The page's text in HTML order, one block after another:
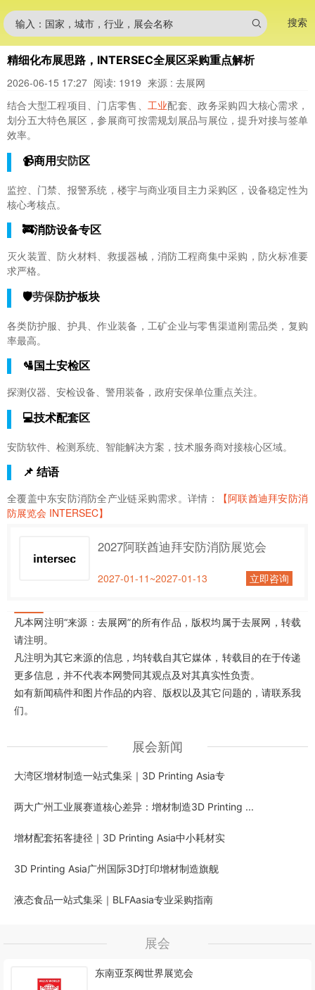
输入：国家，城市，行业，展会名称 搜索
精细化布展思路，INTERSEC全展区采购重点解析
2026-06-15 17:27 阅读: 1919 来源 : 去展网
结合大型工程项目、门店零售、 工业配套、政务采购四大核心需求，
划分五大特色展区，参展商可按需规划展品与展位，提升对接与签单
效率。
📹商用安防区
监控、门禁、报警系统，楼宇与商业项目主力采购区，设备稳定性为
核心考核点。
🚒消防设备专区
灭火装置、防火材料、救援器械，消防工程商集中采购，防火标准要
求严格。
🛡劳保防护板块
各类防护服、护具、作业装备，工矿企业与零售渠道刚需品类，复购
率最高。
🛂国土安检区
探测仪器、安检设备、警用装备，政府安保单位重点关注。
💻技术配套区
安防软件、检测系统、智能解决方案，技术服务商对接核心区域。
📌 结语
全覆盖中东安防消防全产业链采购需求。详情：
【阿联酋迪拜安防消
防展览会 INTERSEC】
2027阿联酋迪拜安防消防展览会
2027-01-11~2027-01-13 立即咨询
凡本网注明“来源：去展网”的所有作品，版权均属于去展网，转载
请注明。
凡注明为其它来源的信息，均转载自其它媒体，转载目的在于传递
更多信息，并不代表本网赞同其观点及对其真实性负责。
如有新闻稿件和图片作品的内容、版权以及其它问题的，请联系我
们。
展会新闻
大湾区增材制造一站式集采｜3D Printing Asia专
两大广州工业展赛道核心差异：增材制造3D Printing ...
增材配套拓客捷径｜3D Printing Asia中小耗材实
3D Printing Asia广州国际3D打印增材制造旗舰
液态食品一站式集采｜BLFAasia专业采购指南
展会
东南亚泵阀世界展览会